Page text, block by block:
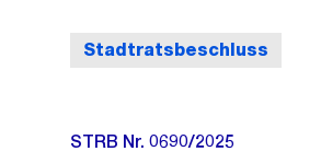
Stadtratsbeschluss
STRB Nr. 0690/2025